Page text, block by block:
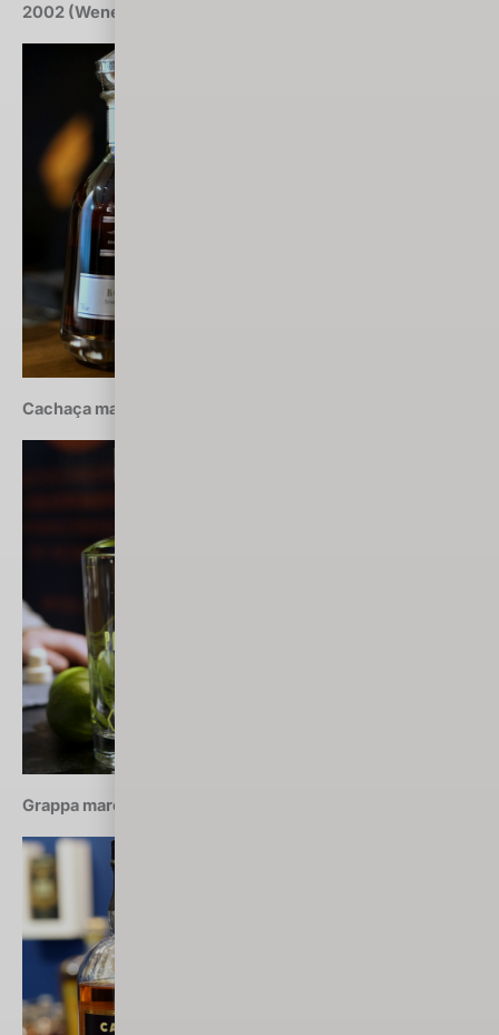
2002 (Wenezuela)
Cachaça marca 2018: Passarinho (Brazylia)
Grappa marca 2018: Castagner Torba Nera 3YO (Włochy)